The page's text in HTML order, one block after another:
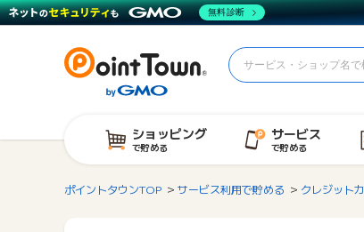
ショッピング
で貯める
サービス
で貯める
ポイントタウンTOP サービス利用で貯める クレジット
無料診断